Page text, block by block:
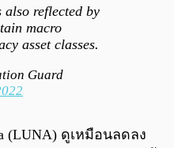
reflected by
macro
asset classes.
Guard
(LUNA) ดูเหมือนลดลง